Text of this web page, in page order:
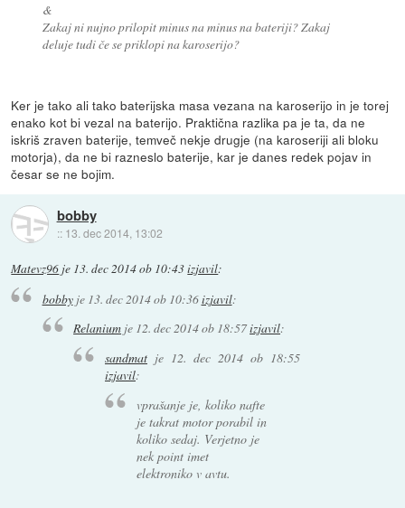
&
Zakaj ni nujno prilopit minus na minus na bateriji? Zakaj
deluje tudi če se priklopi na karoserijo?
Ker je tako ali tako baterijska masa vezana na karoserijo in je torej
enako kot bi vezal na baterijo. Praktična razlika pa je ta, da ne
iskriš zraven baterije, temveč nekje drugje (na karoseriji ali bloku
motorja), da ne bi razneslo baterije, kar je danes redek pojav in
česar se ne bojim.
bobby
:: 13. dec 2014, 13:02
Matevz96 je 13. dec 2014 ob 10:43izjavil:
bobbyje 13. dec 2014 ob 10:36izjavil:
Relanium je 12. dec 2014 ob 18:57izjavil:
sandmatje 12. dec 2014 ob 18:55
izjavil:
vprašanje je, koliko nafte
je takrat motor porabil in
koliko sedaj. Verjetno je
nek point imet
elektroniko v avtu.